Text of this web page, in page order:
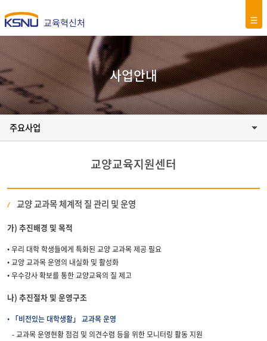
교육혁신처
사업안내
주요사업
교양교육지원센터
교양 교과목 체계적 질 관리 및 운영
가) 추진배경 및 목적
• 우리 대학 학생들에게 특화된 교양 교과목 제공 필요
• 교양 교과목 운영의 내실화 및 활성화
• 우수강사 확보를 통한 교양교육의 질 제고
나) 추진절차 및 운영구조
• 「비전있는 대학생활」 교과목 운영
- 교과목 운영현황 점검 및 의견수렴 등을 위한 모니터링 활동 지원